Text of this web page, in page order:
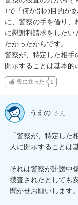
↑で「何か別の目的が
に、警察の手を借り、
に慰謝料請求をしたい
たかったからです。
警察が、特定した相手
開示することは基本的
役に立った 1
うえの さん
「警察が、特定し
人に開示することは
それは警察が誹謗中
捜査されたとしても
聞かせお願いします。